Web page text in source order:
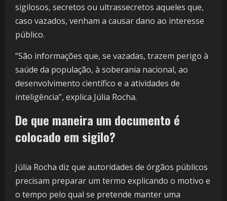
sigilosos, secretos ou ultrassecretos aqueles que,
caso vazados, venham a causar dano ao interesse
público.
“São informações que, se vazadas, trazem perigo à
saúde da população, à soberania nacional, ao
desenvolvimento científico e a atividades de
inteligência”, explica Júlia Rocha.
De que maneira um documento é
colocado em sigilo?
Júlia Rocha diz que autoridades de órgãos públicos
precisam preparar um termo explicando o motivo e
o tempo pelo qual se pretende manter uma